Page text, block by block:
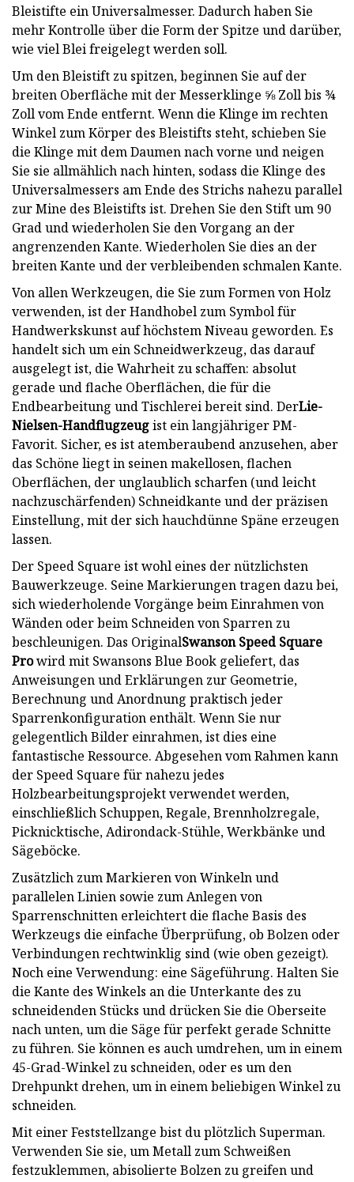
Bleistifte ein Universalmesser. Dadurch haben Sie
mehr Kontrolle über die Form der Spitze und darüber,
wie viel Blei freigelegt werden soll.
Um den Bleistift zu spitzen, beginnen Sie auf der
breiten Oberfläche mit der Messerklinge ⅝ Zoll bis ¾
Zoll vom Ende entfernt. Wenn die Klinge im rechten
Winkel zum Körper des Bleistifts steht, schieben Sie
die Klinge mit dem Daumen nach vorne und neigen
Sie sie allmählich nach hinten, sodass die Klinge des
Universalmessers am Ende des Strichs nahezu parallel
zur Mine des Bleistifts ist. Drehen Sie den Stift um 90
Grad und wiederholen Sie den Vorgang an der
angrenzenden Kante. Wiederholen Sie dies an der
breiten Kante und der verbleibenden schmalen Kante.
Von allen Werkzeugen, die Sie zum Formen von Holz
verwenden, ist der Handhobel zum Symbol für
Handwerkskunst auf höchstem Niveau geworden. Es
handelt sich um ein Schneidwerkzeug, das darauf
ausgelegt ist, die Wahrheit zu schaffen: absolut
gerade und flache Oberflächen, die für die
Endbearbeitung und Tischlerei bereit sind. DerLie-
Nielsen-Handflugzeugist ein langjähriger PM-
Favorit. Sicher, es ist atemberaubend anzusehen, aber
das Schöne liegt in seinen makellosen, flachen
Oberflächen, der unglaublich scharfen (und leicht
nachzuschärfenden) Schneidkante und der präzisen
Einstellung, mit der sich hauchdünne Späne erzeugen
lassen.
Der Speed ​​Square ist wohl eines der nützlichsten
Bauwerkzeuge. Seine Markierungen tragen dazu bei,
sich wiederholende Vorgänge beim Einrahmen von
Wänden oder beim Schneiden von Sparren zu
beschleunigen. Das OriginalSwanson Speed ​​Square
Prowird mit Swansons Blue Book geliefert, das
Anweisungen und Erklärungen zur Geometrie,
Berechnung und Anordnung praktisch jeder
Sparrenkonfiguration enthält. Wenn Sie nur
gelegentlich Bilder einrahmen, ist dies eine
fantastische Ressource. Abgesehen vom Rahmen kann
der Speed ​​Square für nahezu jedes
Holzbearbeitungsprojekt verwendet werden,
einschließlich Schuppen, Regale, Brennholzregale,
Picknicktische, Adirondack-Stühle, Werkbänke und
Sägeböcke.
Zusätzlich zum Markieren von Winkeln und
parallelen Linien sowie zum Anlegen von
Sparrenschnitten erleichtert die flache Basis des
Werkzeugs die einfache Überprüfung, ob Bolzen oder
Verbindungen rechtwinklig sind (wie oben gezeigt).
Noch eine Verwendung: eine Sägeführung. Halten Sie
die Kante des Winkels an die Unterkante des zu
schneidenden Stücks und drücken Sie die Oberseite
nach unten, um die Säge für perfekt gerade Schnitte
zu führen. Sie können es auch umdrehen, um in einem
45-Grad-Winkel zu schneiden, oder es um den
Drehpunkt drehen, um in einem beliebigen Winkel zu
schneiden.
Mit einer Feststellzange bist du plötzlich Superman.
Verwenden Sie sie, um Metall zum Schweißen
festzuklemmen, abisolierte Bolzen zu greifen und